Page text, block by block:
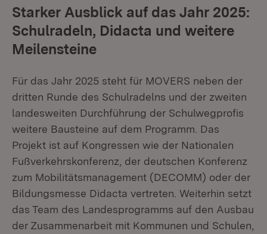
Starker Ausblick auf das Jahr 2025:
Schulradeln, Didacta und weitere
Meilensteine
Für das Jahr 2025 steht für MOVERS neben der
dritten Runde des Schulradelns und der zweiten
landesweiten Durchführung der Schulwegprofis
weitere Bausteine auf dem Programm. Das
Projekt ist auf Kongressen wie der Nationalen
Fußverkehrskonferenz, der deutschen Konferenz
zum Mobilitätsmanagement (DECOMM) oder der
Bildungsmesse Didacta vertreten. Weiterhin setzt
das Team des Landesprogramms auf den Ausbau
der Zusammenarbeit mit Kommunen und Schulen,